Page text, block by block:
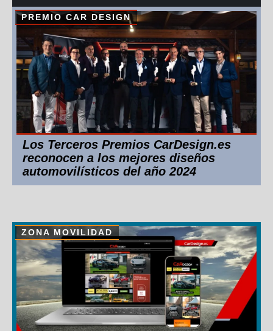
PREMIO CAR DESIGN
Los Terceros Premios CarDesign.es
reconocen a los mejores diseños
automovilísticos del año 2024
ZONA MOVILIDAD